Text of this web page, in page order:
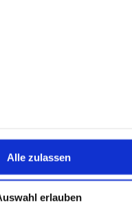
Alle zulassen
erlauben